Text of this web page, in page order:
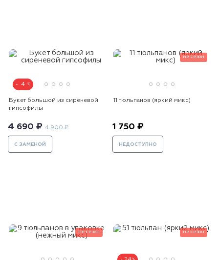
4
Букет большой из сиреневой
гипсофилы
4 690 ₽ 4 900 ₽
С ЗАМЕНОЙ
не сезон
11 тюльпанов (яркий микс)
1 750 ₽
НЕДОСТУПНО
не сезон не сезон